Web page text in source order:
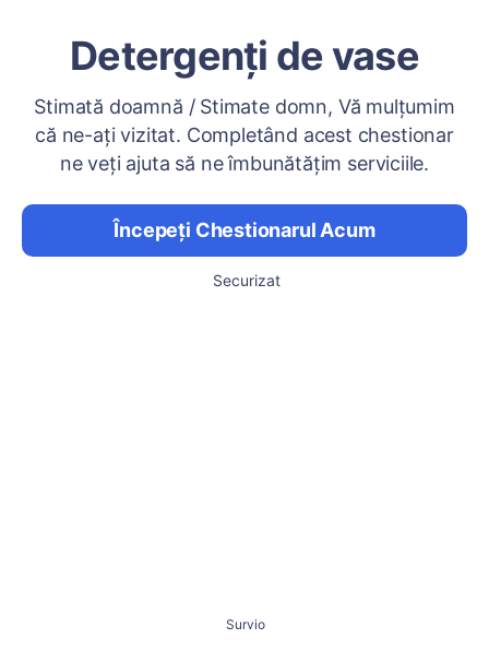
Detergenţi de vase
Stimată doamnă / Stimate domn, Vă mulțumim
că ne-ați vizitat. Completând acest chestionar
ne veți ajuta să ne îmbunătățim serviciile.
Începeți Chestionarul Acum
Securizat
Survio